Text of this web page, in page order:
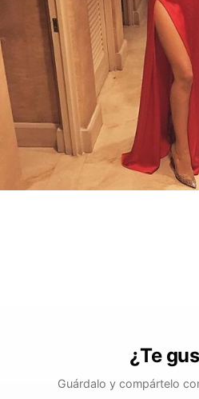
¿Te
Guárdalo y compártelo